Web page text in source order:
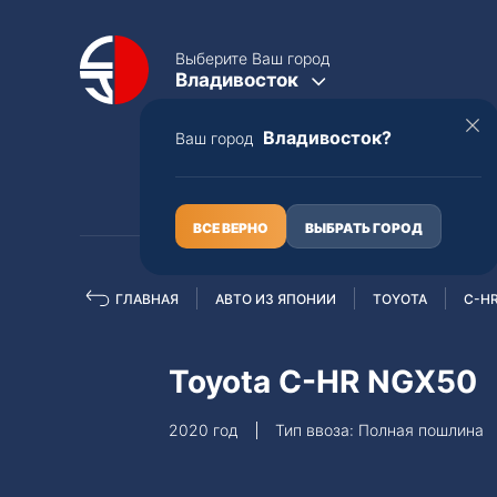
Выберите Ваш город
Владивосток
Ваш город Владивосток?
ВСЕ ВЕРНО ВЫБРАТЬ ГОРОД
Полная пошлина
ГЛАВНАЯ АВТО ИЗ ЯПОНИИ TOYOTA C-
Toyota C-HR NGX50
2020 год Тип ввоза: Полная пошлина